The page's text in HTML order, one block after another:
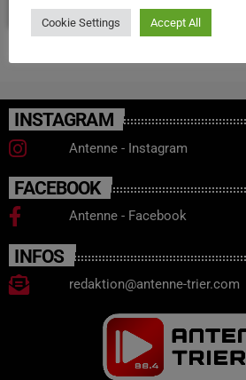
INSTAGRAM
Antenne - Instagram
FACEBOOK
Antenne - Facebook
INFOS
redaktion@antenne-trier.com
Cookie Settings Accept All